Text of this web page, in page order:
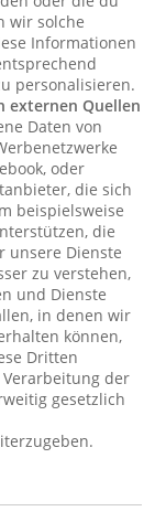
wir solche
Informationen
personalisieren.
externen Quellen
Daten von
oder
die sich
beispielsweise
die
unsere Dienste
zu verstehen,
und Dienste
in denen wir
können,
Dritten
der
gesetzlich